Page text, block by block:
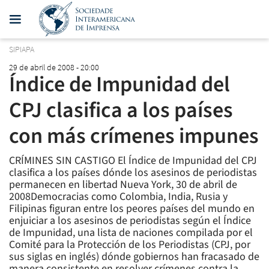
SIPIAPA
29 de abril de 2008 - 20:00
Índice de Impunidad del
CPJ clasifica a los países
con más crímenes impunes
CRÍMINES SIN CASTIGO El Índice de Impunidad del CPJ
clasifica a los países dónde los asesinos de periodistas
permanecen en libertad Nueva York, 30 de abril de
2008Democracias como Colombia, India, Rusia y
Filipinas figuran entre los peores países del mundo en
enjuiciar a los asesinos de periodistas según el Índice
de Impunidad, una lista de naciones compilada por el
Comité para la Protección de los Periodistas (CPJ, por
sus siglas en inglés) dónde gobiernos han fracasado de